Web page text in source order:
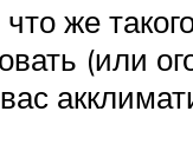
же
(или